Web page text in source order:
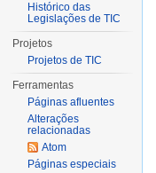
Histórico das
Legislações de TIC
Projetos
Projetos de TIC
Ferramentas
Páginas afluentes
Alterações
relacionadas
Atom
Páginas especiais